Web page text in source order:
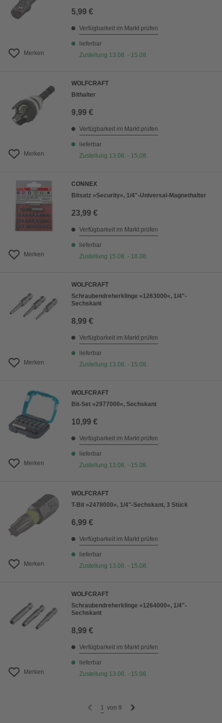
Merken
5,99 €
Verfügbarkeit im Markt prüfen
lieferbar
Zustellung 13.08. - 15.08.
Merken
WOLFCRAFT
Bithalter
9,99 €
Verfügbarkeit im Markt prüfen
lieferbar
Zustellung 13.08. - 15.08.
Merken
CONNEX
Bitsatz »Security«, 1/4"-Universal-Magnethalter
23,99 €
Verfügbarkeit im Markt prüfen
lieferbar
Zustellung 15.08. - 18.08.
Merken
WOLFCRAFT
Schraubendreherklinge »1263000«, 1/4"-
Sechskant
8,99 €
Verfügbarkeit im Markt prüfen
lieferbar
Zustellung 13.08. - 15.08.
Merken
WOLFCRAFT
Bit-Set »2977000«, Sechskant
10,99 €
Verfügbarkeit im Markt prüfen
lieferbar
Zustellung 13.08. - 15.08.
Merken
WOLFCRAFT
T-Bit »2478000«, 1/4"-Sechskant, 3 Stück
6,99 €
Verfügbarkeit im Markt prüfen
lieferbar
Zustellung 13.08. - 15.08.
Merken
WOLFCRAFT
Schraubendreherklinge »1264000«, 1/4"-
Sechskant
8,99 €
Verfügbarkeit im Markt prüfen
lieferbar
Zustellung 13.08. - 15.08.
1 von 9